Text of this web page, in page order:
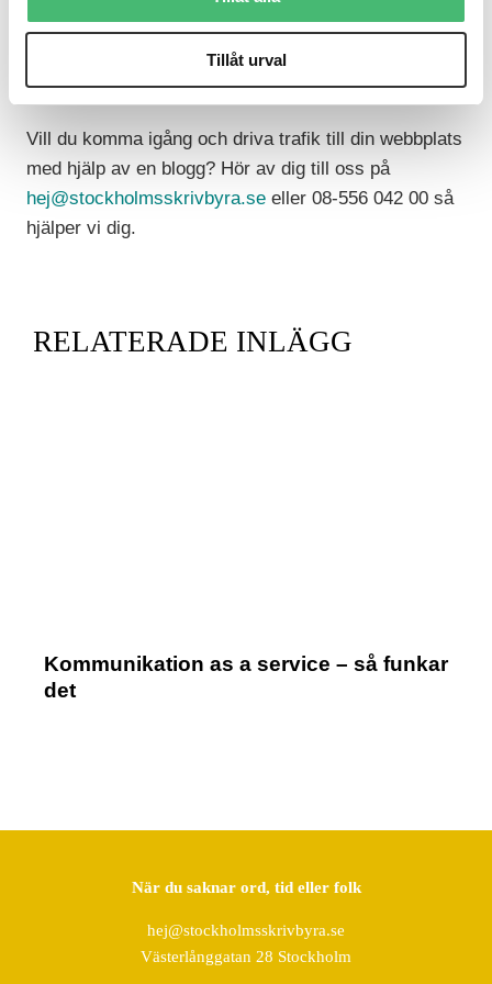
Tillåt urval
där alla skriver. Vi finns tillhands för att peppa och
hjälpa till att bolla ämnen, vinklar och formuleringar.
Den här typen av frukostar är ett sätt för ett helt
Vill du komma igång och driva trafik till din webbplats
med hjälp av en blogg? Hör av dig till oss på
hej@stockholmsskrivbyra.seeller 08-556 042 00 så
hjälper vi dig.
RELATERADE INLÄGG
Kommunikation as a service – så funkar
det
När du saknar ord, tid eller folk
hej@stockholmsskrivbyra.se
Västerlånggatan 28 Stockholm